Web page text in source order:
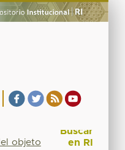
objeto
Buscar
en RI